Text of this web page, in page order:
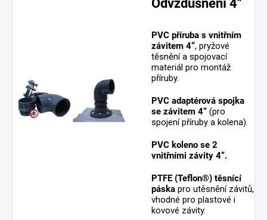
Odvzdušnění 4"
PVC příruba s vnitřním
závitem 4“, pryžové
těsnění a spojovací
materiál pro montáž
příruby.
PVC adaptérová spojka
se závitem 4“ (pro
spojení příruby a kolena).
PVC koleno se 2
vnitřními závity 4“.
PTFE (Teflon®) těsnící
páska pro utěsnění závitů,
vhodné pro plastové i
kovové závity.